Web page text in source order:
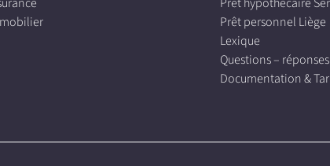
Prêt personnel Liège
Lexique
Questions – réponses
Documentation &